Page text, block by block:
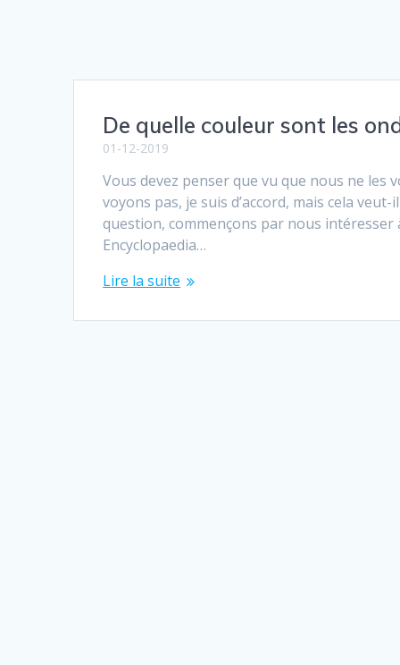
De quelle couleur sont les
01-12-2019
Vous devez penser que vu que nous ne les
voyons pas, je suis d’accord, mais cela
question, commençons par nous intéresser
Encyclopaedia…
Lire la suite